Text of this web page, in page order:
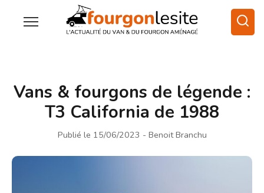
Vans & fourgons de légende :
T3 California de 1988
Publié le 15/06/2023 - Benoit Branchu